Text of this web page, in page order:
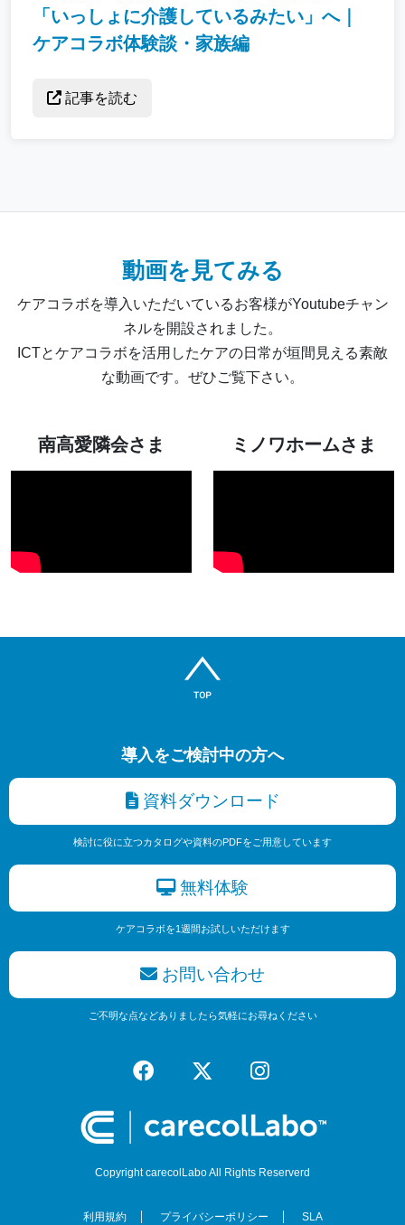
「いっしょに介護しているみたい」へ｜
ケアコラボ体験談・家族編
記事を読む
動画を見てみる
ケアコラボを導入いただいているお客様がYoutubeチャン
ネルを開設されました。
ICTとケアコラボを活用したケアの日常が垣間見える素敵
な動画です。ぜひご覧下さい。
南高愛隣会さま ミノワホームさま
導入をご検討中の方へ
資料ダウンロード
検討に役に立つカタログや資料のPDFをご用意しています
無料体験
ケアコラボを1週間お試しいただけます
お問い合わせ
ご不明な点などありましたら気軽にお尋ねください
Copyright carecolLabo All Rights Reserverd
利用規約 プライバシーポリシー SLA